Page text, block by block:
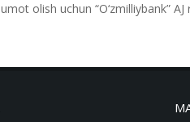
olish uchun “O‘zmilliybank” AJ